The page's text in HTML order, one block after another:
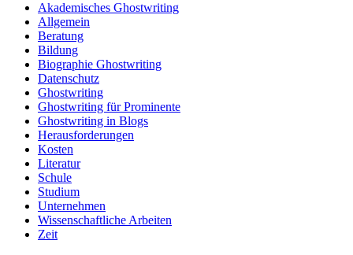
Akademisches Ghostwriting
Allgemein
Beratung
Bildung
Biographie Ghostwriting
Datenschutz
Ghostwriting
Ghostwriting für Prominente
Ghostwriting in Blogs
Herausforderungen
Kosten
Literatur
Schule
Studium
Unternehmen
Wissenschaftliche Arbeiten
Zeit